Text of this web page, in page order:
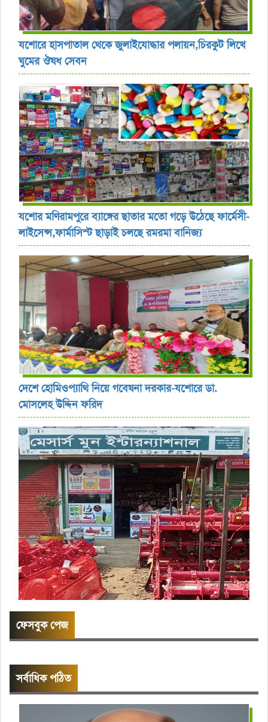
যশোরে হাসপাতাল থেকে জুলাইযোদ্ধার পলায়ন,চিরকুট লিখে
ঘুমের ঔষধ সেবন
যশোর ‎মণিরামপুরে ব্যাঙ্গের ছাতার মতো গড়ে উঠেছে ফার্মেসী-
লাইসেন্স,ফার্মাসিস্ট ছাড়াই চলছে রমরমা বানিজ্য ‎
দেশে হোমিওপ্যাথি নিয়ে গবেষনা দরকার-যশোরে ডা.
মোসলেহ উদ্দিন ফরিদ
ফেসবুক পেজ
সর্বাধিক পঠিত